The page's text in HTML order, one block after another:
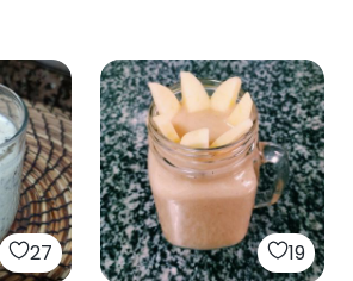
27 19